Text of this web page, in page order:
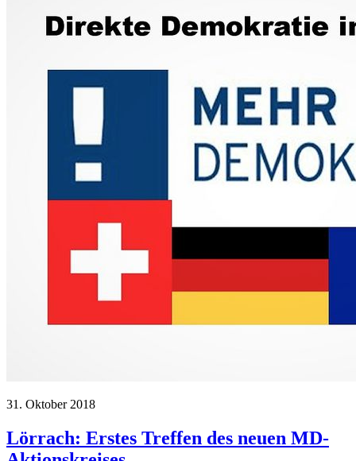
31. Oktober 2018
Lörrach: Erstes Treffen des neuen MD-